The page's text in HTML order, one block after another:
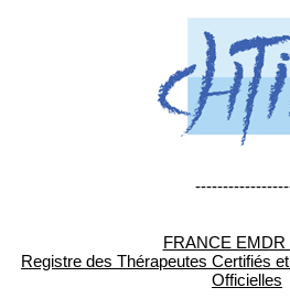
FRANCE EMDR
Registre des Thérapeutes Certifiés
Officielles